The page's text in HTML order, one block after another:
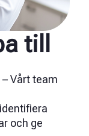
till
– Vårt team
och ge